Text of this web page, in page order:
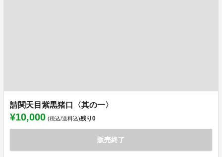
請関天目紫黒猪口〈其の一〉
¥10,000 (税込/送料込)残り0
販売終了